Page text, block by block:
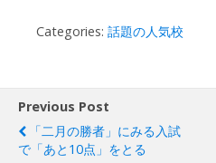
Categories: 話題の人気校
Previous Post
「二月の勝者」にみる入試
で「あと10点」をとる